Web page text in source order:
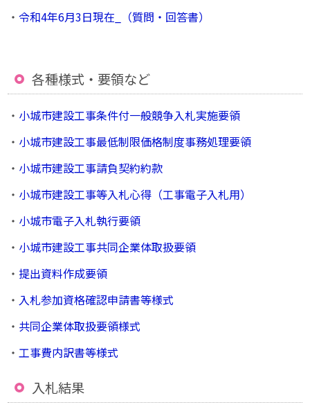
・令和4年6月3日現在_（質問・回答書）
各種様式・要領など
・ 小城市建設工事条件付一般競争入札実施要領
・ 小城市建設工事最低制限価格制度事務処理要領
・ 小城市建設工事請負契約約款
・ 小城市建設工事等入札心得（工事電子入札用）
・ 小城市電子入札執行要領
・ 小城市建設工事共同企業体取扱要領
・提出資料作成要領
・ 入札参加資格確認申請書等様式
・ 共同企業体取扱要領様式
・ 工事費内訳書等様式
入札結果